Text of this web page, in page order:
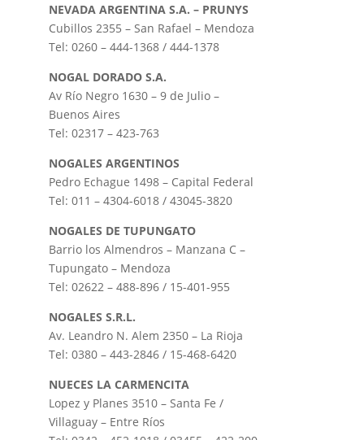
NEVADA ARGENTINA S.A. – PRUNYS
Cubillos 2355 – San Rafael – Mendoza
Tel: 0260 – 444-1368 / 444-1378
NOGAL DORADO S.A.
Av Río Negro 1630 – 9 de Julio –
Buenos Aires
Tel: 02317 – 423-763
NOGALES ARGENTINOS
Pedro Echague 1498 – Capital Federal
Tel: 011 – 4304-6018 / 43045-3820
NOGALES DE TUPUNGATO
Barrio los Almendros – Manzana C –
Tupungato – Mendoza
Tel: 02622 – 488-896 / 15-401-955
NOGALES S.R.L.
Av. Leandro N. Alem 2350 – La Rioja
Tel: 0380 – 443-2846 / 15-468-6420
NUECES LA CARMENCITA
Lopez y Planes 3510 – Santa Fe /
Villaguay – Entre Ríos